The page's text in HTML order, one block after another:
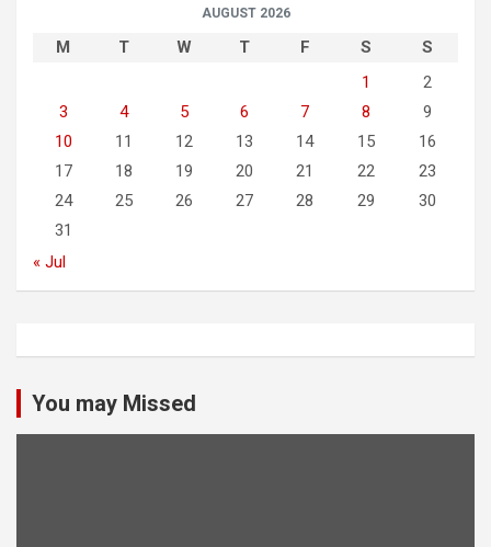
AUGUST 2026
M T W T F S
S
1
2
3
4 5 6 7 8
9
10
11 12 13 14 15
16
17
18 19 20 21 22
23
24
25 26 27 28 29
30
31
« Jul
You may Missed